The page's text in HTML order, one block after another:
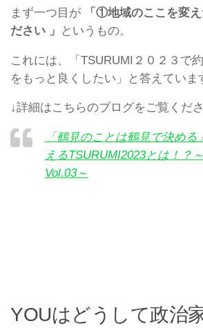
まず一つ目が 「①地域のここを変
ださい 」
というもの。
これには、「TSURUMI２０２３で
をもっと良くしたい」と答えていま
↓詳細はこちらのブログをご覧くださ
「鶴見のことは鶴見で決め
えるTSURUMI2023とは！？
Vol.03～
YOUはどうして政治